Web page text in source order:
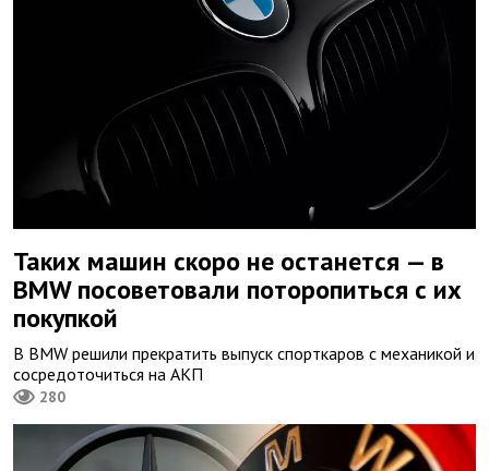
Таких машин скоро не останется — в
BMW посоветовали поторопиться с их
покупкой
В BMW решили прекратить выпуск спорткаров с механикой и
сосредоточиться на АКП
280